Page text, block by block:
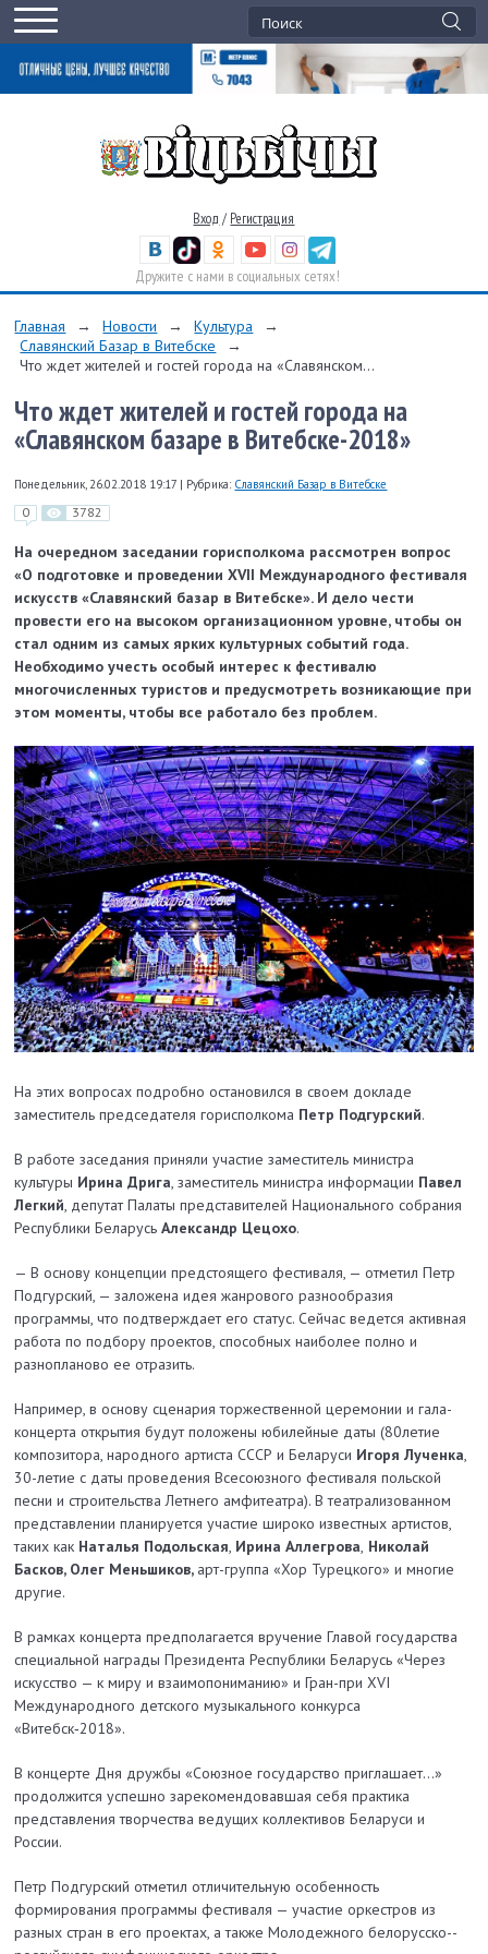
Вход / Регистрация
Дружите с нами в социальных сетях!
Главная → Новости → Культура
→
Славянский Базар в Витебске
→
Что ждет жителей и гостей города на «Славянском...
Что ждет жителей и гостей города на
«Славянском базаре в Витебске-2018»
Понедельник, 26.02.2018 19:17 | Рубрика: Славянский Базар в Витебске
0 3782
На очередном заседании горисполкома рассмотрен вопрос
«О подготовке и проведении XVII Международного фестиваля
искусств «Славянский базар в Витебске». И дело чести
провести его на высоком организационном уровне, чтобы он
стал одним из самых ярких культурных событий года.
Необходимо учесть особый интерес к фестивалю
многочисленных туристов и предусмотреть возникающие при
этом моменты, чтобы все работало без проблем.
На этих вопросах подробно остановился в своем докладе
заместитель председателя горисполкома Петр Подгурский.
В работе заседания приняли участие заместитель министра
культуры Ирина Дрига , заместитель министра информации Павел
Легкий , депутат Палаты представителей Национального собрания
Республики БеларусьАлександр Цецохо.
— В основу концепции предстоящего фестиваля, — отметил Петр
Подгурский, — заложена идея жанрового разнообразия
программы, что подтверждает его статус. Сейчас ведется активная
работа по подбору проектов, способных наиболее полно и
разнопланово ее отразить.
Например, в основу сценария торжественной церемонии и гала­-
концерта открытия будут положены юбилейные даты (80­летие
композитора, народного артиста СССР и Беларуси Игоря Лученка
30-­летие с даты проведения Всесоюзного фестиваля польской
песни и строительства Летнего амфитеатра). В театрализованном
представлении планируется участие широко известных артистов,
таких как Наталья Подольская Ирина Аллегрова Николай
Басков, Олег Меньшиков, арт­-группа «Хор Турецкого» и многие
другие.
В рамках концерта предполагается вручение Главой государства
специальной награды Президента Республики Беларусь «Через
искусство — к миру и взаимопониманию» и Гран­-при XVI
Международного детского музыкального конкурса
«Витебск‑2018».
В концерте Дня дружбы «Союзное государство приглашает…»
продолжится успешно зарекомендовавшая себя практика
представления творчества ведущих коллективов Беларуси и
России.
Петр Подгурский отметил отличительную особенность
формирования программы фестиваля — участие оркестров из
разных стран в его проектах, а также Молодежного белорусско-­